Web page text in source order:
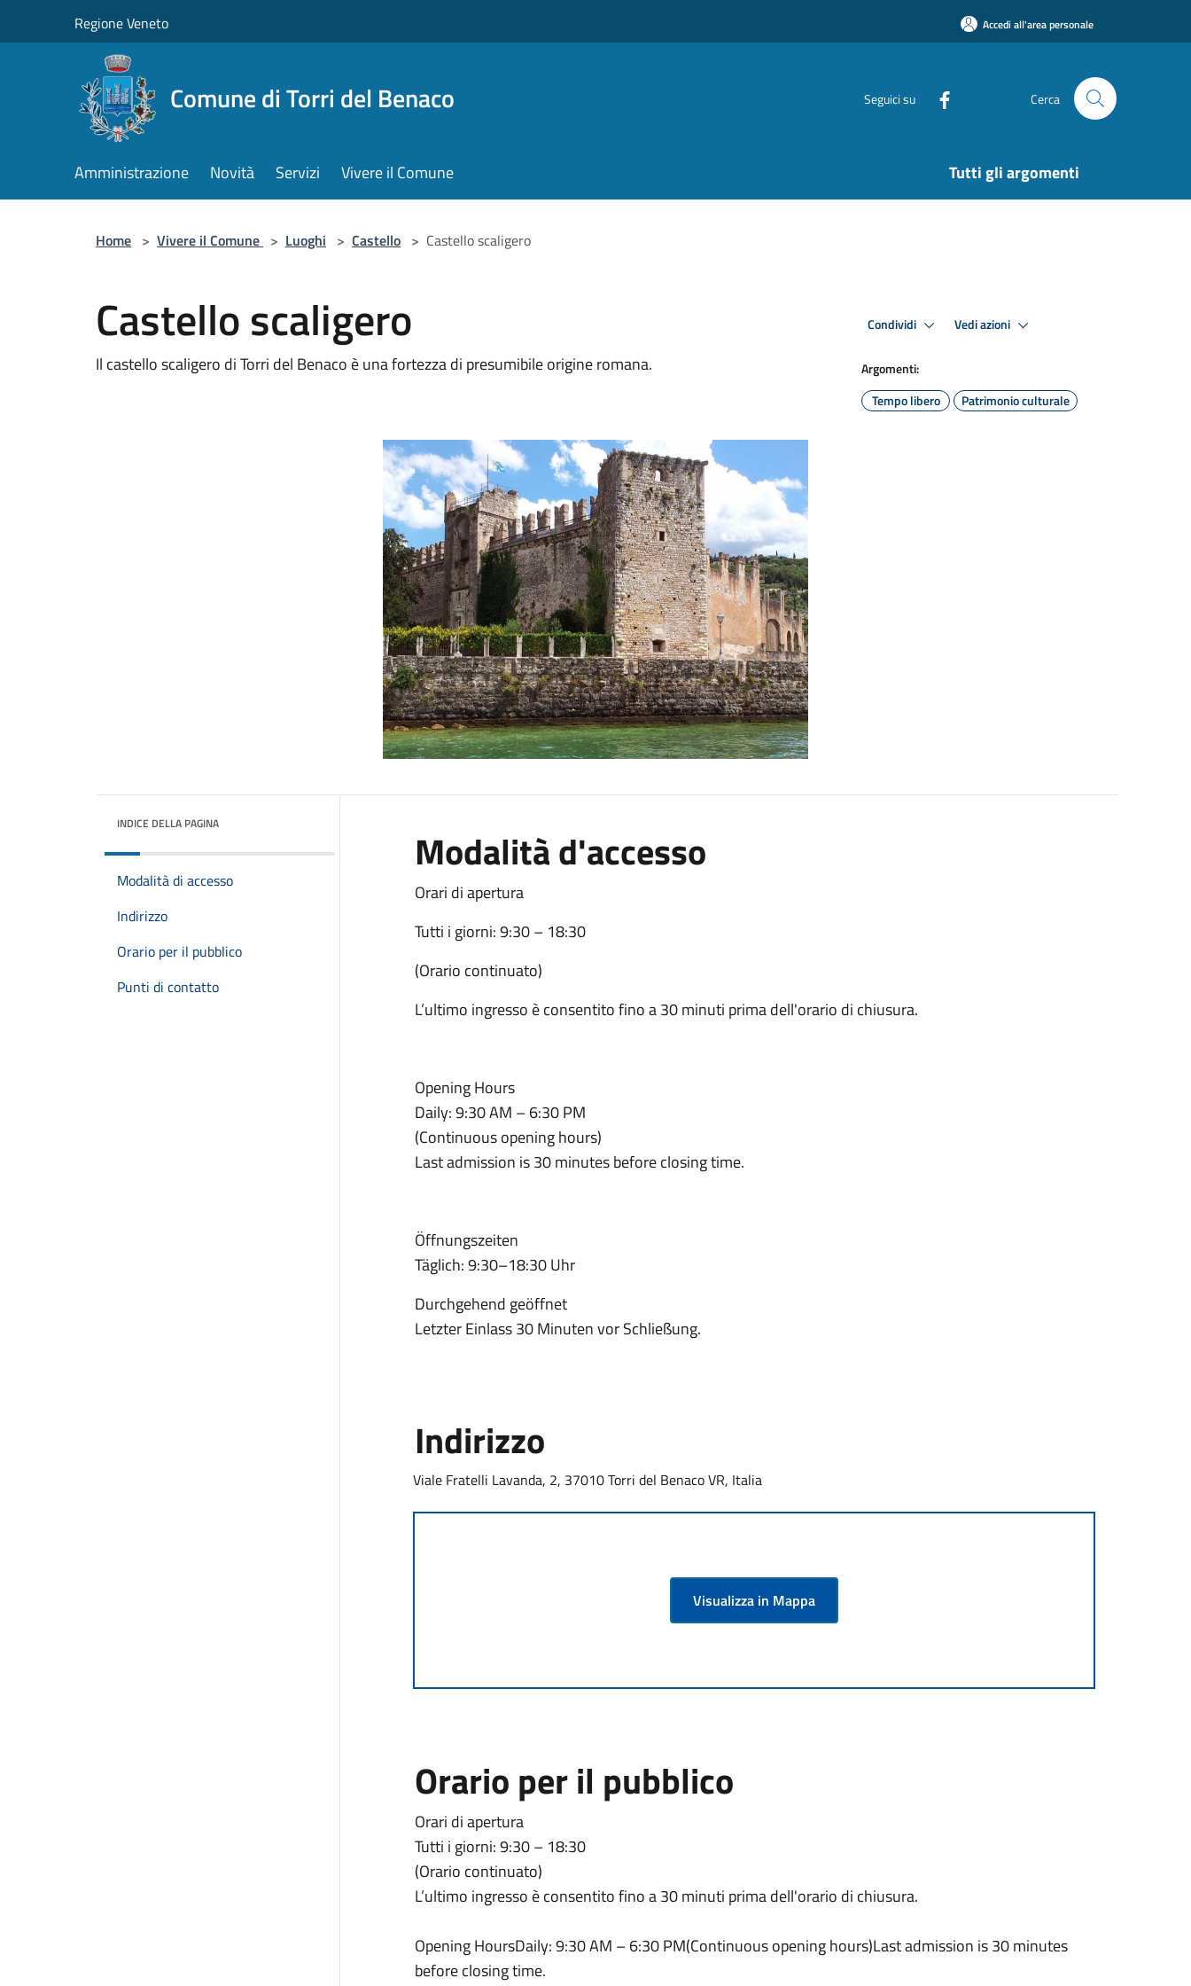
Regione Veneto Accedi all'area personale
Comune di Torri del Benaco Seguici su Cerca
Amministrazione Novità Servizi Vivere il Comune Tutti gli argomenti
Home > Vivere il Comune > Luoghi > Castello > Castello scaligero
Castello scaligero
Il castello scaligero di Torri del Benaco è una fortezza di presumibile origine romana.
Condividi Vedi azioni
Argomenti:
Tempo libero
Patrimonio culturale
INDICE DELLA PAGINA
Modalità di accesso
Indirizzo
Orario per il pubblico
Punti di contatto
Modalità d'accesso
Orari di apertura
Tutti i giorni: 9:30 – 18:30
(Orario continuato)
L’ultimo ingresso è consentito fino a 30 minuti prima dell'orario di chiusura.
Opening Hours
Daily: 9:30 AM – 6:30 PM
(Continuous opening hours)
Last admission is 30 minutes before closing time.
Öffnungszeiten
Täglich: 9:30–18:30 Uhr
Durchgehend geöffnet
Letzter Einlass 30 Minuten vor Schließung.
Indirizzo
Viale Fratelli Lavanda, 2, 37010 Torri del Benaco VR, Italia
Visualizza in Mappa
Orario per il pubblico
Orari di apertura
Tutti i giorni: 9:30 – 18:30
(Orario continuato)
L’ultimo ingresso è consentito fino a 30 minuti prima dell'orario di chiusura.
Opening HoursDaily: 9:30 AM – 6:30 PM(Continuous opening hours)Last admission is 30 minutes
before closing time.